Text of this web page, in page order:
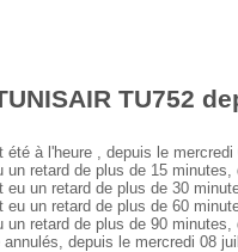
TU752
à l'heure , depuis le mercredi
retard de plus de 15
un retard de plus de 30
un retard de plus de 60
retard de plus de 90
depuis le mercredi 08